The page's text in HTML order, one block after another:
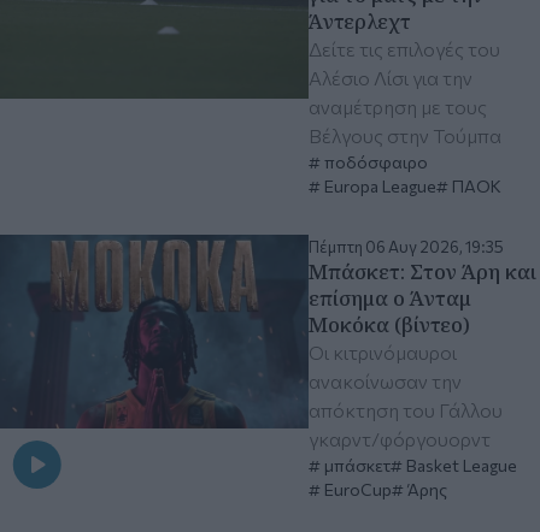
Άντερλεχτ
Δείτε τις επιλογές του
Αλέσιο Λίσι για την
αναμέτρηση με τους
Βέλγους στην Τούμπα
ποδόσφαιρο
Europa League
ΠΑΟΚ
Πέμπτη 06 Αυγ 2026, 19:35
Μπάσκετ: Στον Άρη και
επίσημα ο Άνταμ
Μοκόκα (βίντεο)
Οι κιτρινόμαυροι
ανακοίνωσαν την
απόκτηση του Γάλλου
γκαρντ/φόργουορντ
μπάσκετ
Basket League
EuroCup
Άρης